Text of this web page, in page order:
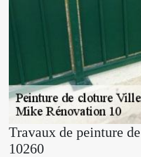
Travaux de peinture
10260